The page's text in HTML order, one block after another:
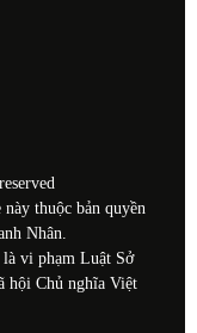
thuộc bản quyền
Nhân.
là vi phạm Luật Sở
hội Chủ nghĩa Việt